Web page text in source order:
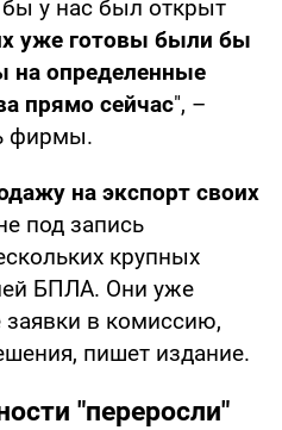
у нас был открыт
уже готовы были бы
на определенные
прямо сейчас", –
фирмы.
на экспорт своих
под запись
крупных
БПЛА. Они уже
заявки в комиссию,
пишет издание.
"переросли"